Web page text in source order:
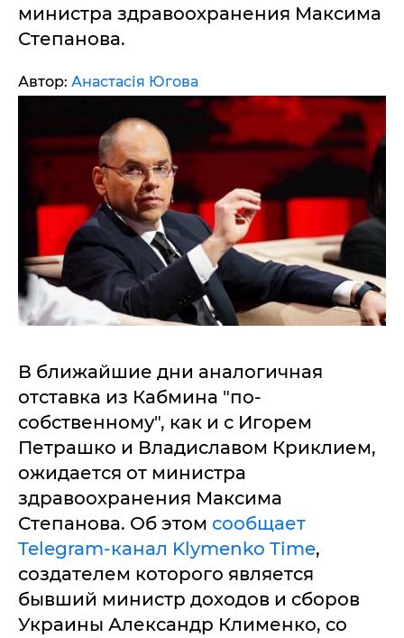
министра здравоохранения Максима
Степанова.
Автор: Анастасія Югова
В ближайшие дни аналогичная
отставка из Кабмина "по-
собственному", как и с Игорем
Петрашко и Владиславом Криклием,
ожидается от министра
здравоохранения Максима
Степанова. Об этом сообщает
Telegram-канал Klymenko Time,
создателем которого является
бывший министр доходов и сборов
Украины Александр Клименко, со